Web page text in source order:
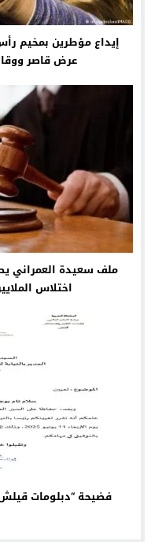
إيداع مؤطرين بمخيم
عرض قاصر ووقائع مشابهة تثير القلق
ملف سعيدة العمراني
اختلاس
فضيحة “دبلومات